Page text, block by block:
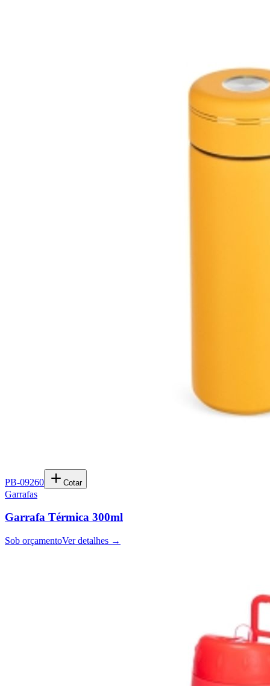
PB-09260 Cotar
Garrafas
Garrafa Térmica 300ml
Sob orçamentoVer detalhes →